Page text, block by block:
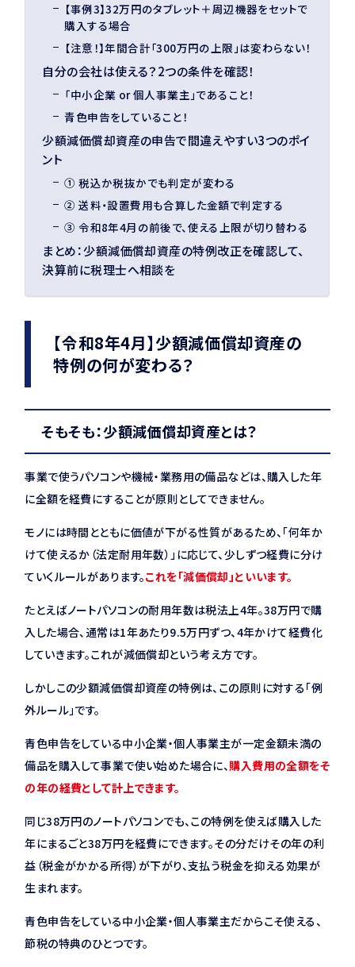
【事例3】32万円のタブレット＋周辺機器をセットで
購入する場合
【注意！】年間合計「300万円の上限」は変わらない！
自分の会社は使える？2つの条件を確認！
「中小企業 or 個人事業主」であること！
青色申告をしていること！
少額減価償却資産の申告で間違えやすい3つのポイ
ント
① 税込か税抜かでも判定が変わる
② 送料・設置費用も合算した金額で判定する
③ 令和8年4月の前後で、使える上限が切り替わる
まとめ：少額減価償却資産の特例改正を確認して、
決算前に税理士へ相談を
【令和8年4月】少額減価償却資産の
特例の何が変わる？
そもそも：少額減価償却資産とは？
事業で使うパソコンや機械・業務用の備品などは、購入した年
に全額を経費にすることが原則としてできません。
モノには時間とともに価値が下がる性質があるため、「何年か
けて使えるか（法定耐用年数）」に応じて、少しずつ経費に分け
ていくルールがあります。これを「減価償却」といいます。
たとえばノートパソコンの耐用年数は税法上4年。38万円で購
入した場合、通常は1年あたり9.5万円ずつ、4年かけて経費化
していきます。これが減価償却という考え方です。
しかしこの少額減価償却資産の特例は、この原則に対する「例
外ルール」です。
青色申告をしている中小企業・個人事業主が一定金額未満の
備品を購入して事業で使い始めた場合に、 購入費用の全額をそ
の年の経費として計上できます。
同じ38万円のノートパソコンでも、この特例を使えば購入した
年にまるごと38万円を経費にできます。その分だけその年の利
益（税金がかかる所得）が下がり、支払う税金を抑える効果が
生まれます。
青色申告をしている中小企業・個人事業主だからこそ使える、
節税の特典のひとつです。